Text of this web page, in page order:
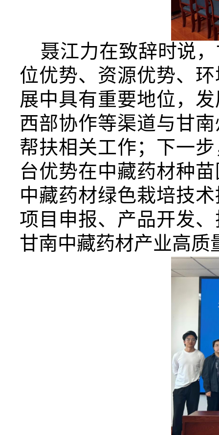
聂江力在致辞时说
位优势、资源优势、
展中具有重要地位，
西部协作等渠道与甘
帮扶相关工作；下一
台优势在中藏药材种
中藏药材绿色栽培技
项目申报、产品开发
甘南中藏药材产业高质